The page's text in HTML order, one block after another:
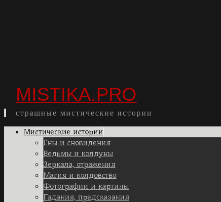
MISTIKA.PRO
страшные мистические истории
Skip
Мистические истории
Сны и сновидения
Ведьмы и колдуны
Зеркала, отражения
Магия и колдовство
Фотографии и картины
Гадания, предсказания